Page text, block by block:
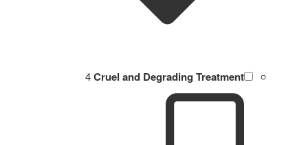
Cruel and Degrading Treatment
4